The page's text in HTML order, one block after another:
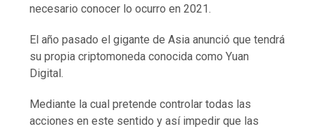
necesario conocer lo ocurro en 2021.
El año pasado el gigante de Asia anunció que tendrá
su propia criptomoneda conocida como Yuan
Digital.
Mediante la cual pretende controlar todas las
acciones en este sentido y así impedir que las